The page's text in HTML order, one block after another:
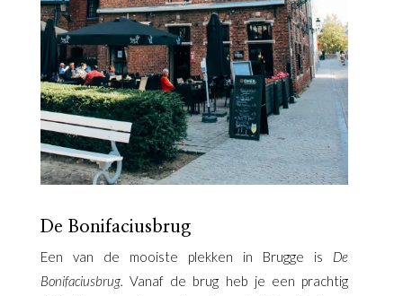
De Bonifaciusbrug
Een van de mooiste plekken in Brugge is De
Bonifaciusbrug. Vanaf de brug heb je een prachtig